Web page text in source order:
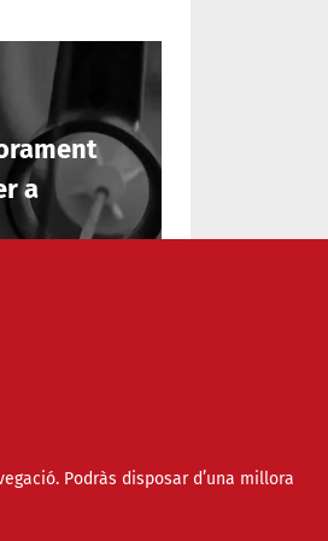
Podràs disposar d’una millora
a